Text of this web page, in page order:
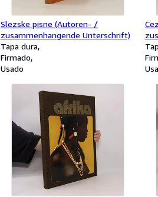
Slezske pisne (Autoren- /
zusammenhangende Unterschrift)
Tapa dura
Firmado
Usado